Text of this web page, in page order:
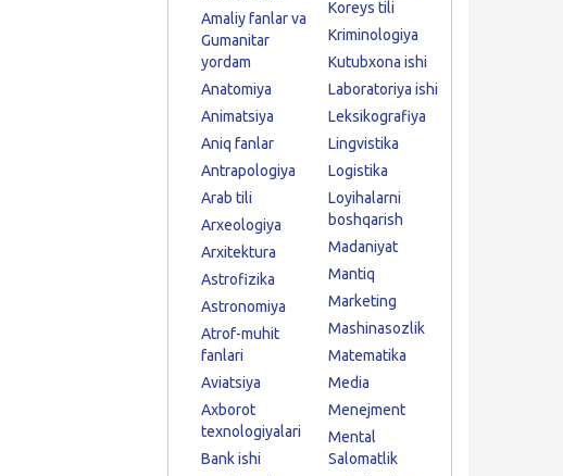
Amaliy fanlar va
Gumanitar
yordam
Anatomiya
Animatsiya
Aniq fanlar
Antrapologiya
Arab tili
Arxeologiya
Arxitektura
Astrofizika
Astronomiya
Atrof-muhit
fanlari
Aviatsiya
Axborot
texnologiyalari
Bank ishi
Koreys tili
Kriminologiya
Kutubxona ishi
Laboratoriya ishi
Leksikografiya
Lingvistika
Logistika
Loyihalarni
boshqarish
Madaniyat
Mantiq
Marketing
Mashinasozlik
Matematika
Media
Menejment
Mental
Salomatlik